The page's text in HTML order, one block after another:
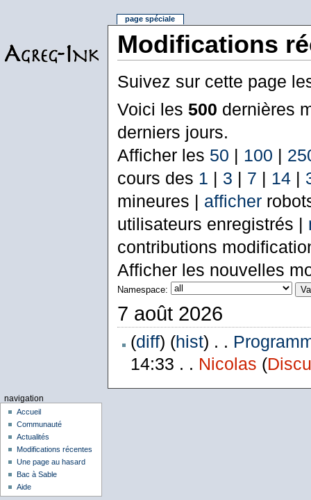
Modifications
Suivez sur cette page
Voici les 500 dernières
derniers jours.
Afficher les 50 | 100 |
cours des 1 | 3 | 7 | 14|
mineures | afficher
utilisateurs enregistrés |
contributions
Afficher les nouvelles
Namespace:
7 août 2026
(diff) (hist) . .
14:33 . . Nicolas (
page spéciale
navigation
Accueil
Communauté
Actualités
Modifications récentes
Une page au hasard
Bac à Sable
Aide